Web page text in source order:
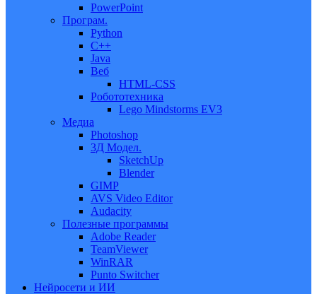
PowerPoint
Програм.
Python
C++
Java
Веб
HTML-CSS
Робототехника
Lego Mindstorms EV3
Медиа
Photoshop
3Д Модел.
SketchUp
Blender
GIMP
AVS Video Editor
Audacity
Полезные программы
Adobe Reader
TeamViewer
WinRAR
Punto Switcher
Нейросети и ИИ